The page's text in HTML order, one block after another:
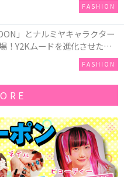
キプレート」も登場
FASHION
」とナルミヤキャラクター
！Y2Kムードを進化させた新
♪
FASHION